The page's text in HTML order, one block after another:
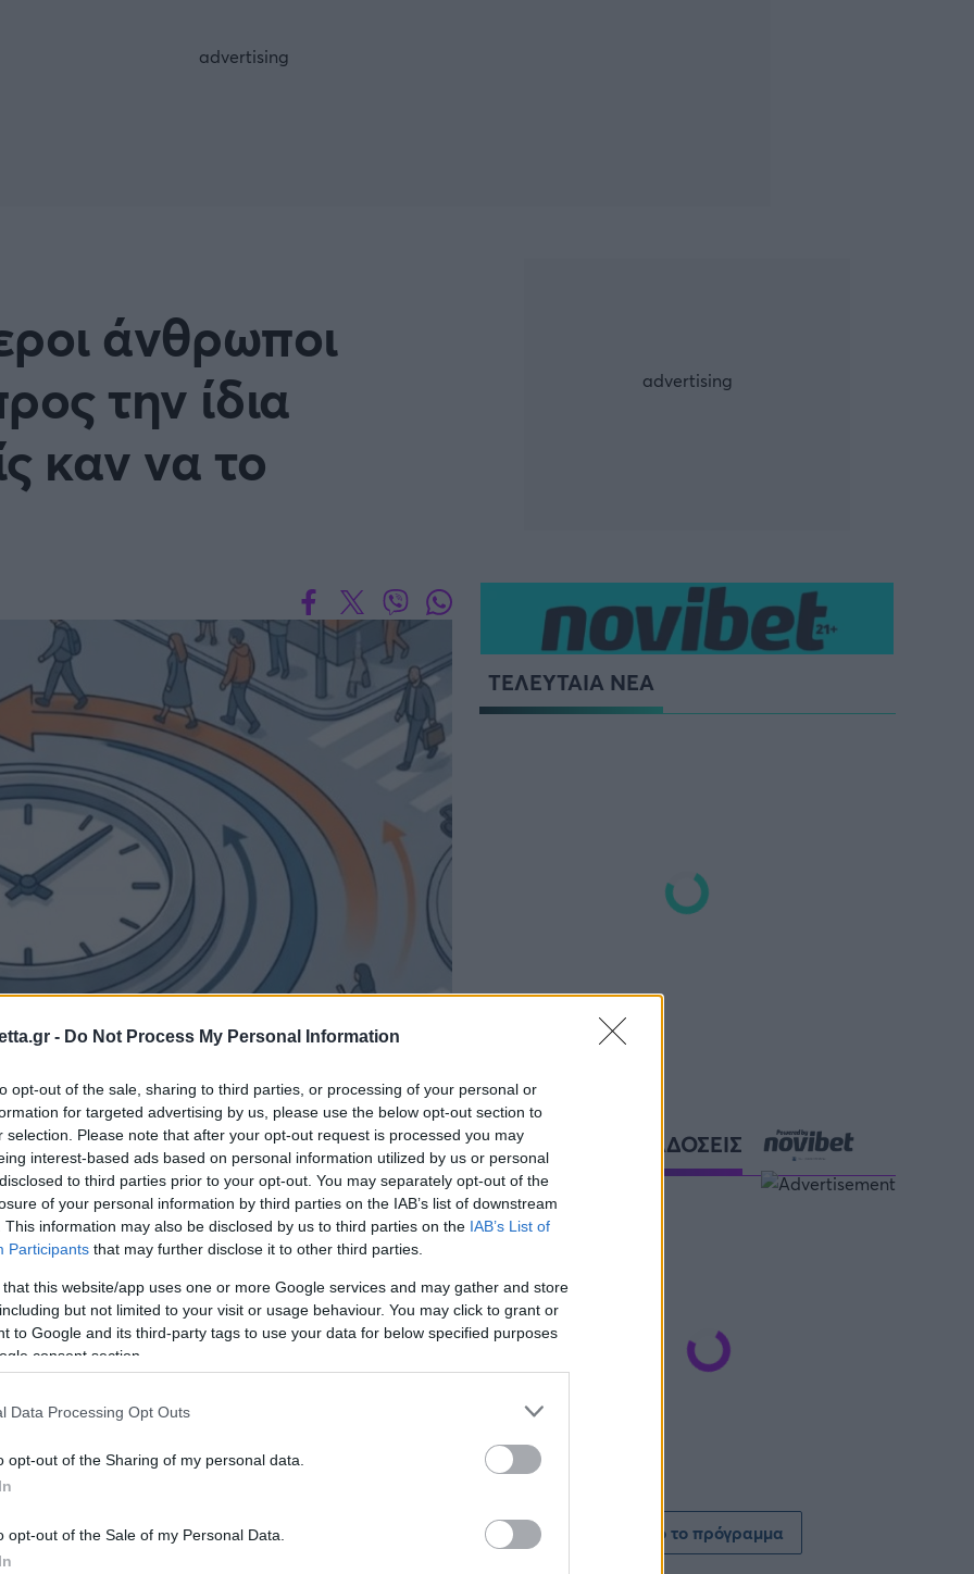
- Do Not Process My Personal Information
opt-out of the sale, sharing to third parties, or processing of your personal or
for targeted advertising by us, please use the below opt-out section to
selection. Please note that after your opt-out request is processed you may
interest-based ads based on personal information utilized by us or personal
to third parties prior to your opt-out. You may separately opt-out of the
of your personal information by third parties on the IAB’s list of downstream
This information may also be disclosed by us to third parties on the IAB’s List of
Participants that may further disclose it to other third parties.
that this website/app uses one or more Google services and may gather and store
but not limited to your visit or usage behaviour. You may click to grant or
to Google and its third-party tags to use your data for below specified purposes
consent section.
Data Processing Opt Outs
opt-out of the Sharing of my personal data.
opt-out of the Sale of my Personal Data.
άνθρωποι
την ίδια
καν να το
στα αποτελέσματα αναζήτησης.
στην Google
το Πανεπιστήμιο του Τόκιο κατέγραψε ένα
άνθρωποι φαίνεται να στρίβουν κατά
συνειδητοποιούν.
πεζών σε Ισπανία και Ιαπωνία και, σύμφωνα
για τη λειτουργία του εγκεφάλου, ενώ
μηχανική και αρχιτεκτονική.
ΤΕΛΕΥΤΑΙΑ ΝΕΑ
ΑΘΛΗΤΙΚΕΣ ΜΕΤΑΔΟΣΕΙΣ
Δείτε όλο το πρόγραμμα